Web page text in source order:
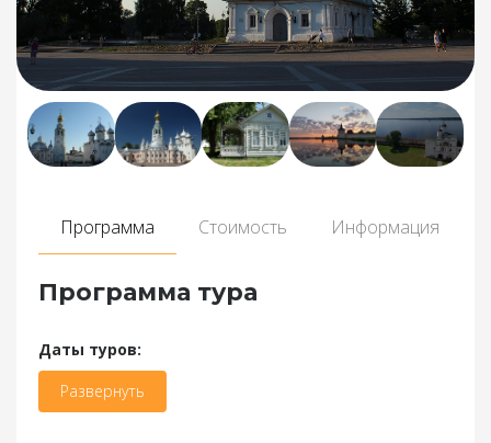
Программа Стоимость Информация
Программа тура
Даты туров:
Развернуть